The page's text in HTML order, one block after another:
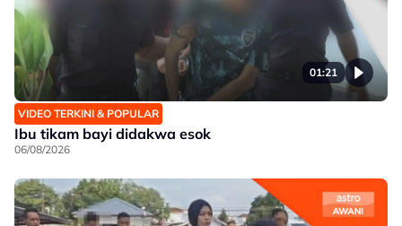
01:21
VIDEO TERKINI & POPULAR
Ibu tikam bayi didakwa esok
06/08/2026